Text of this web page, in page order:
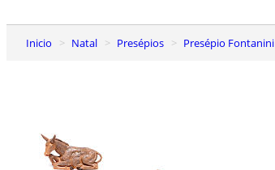
Inicio Natal Presépios Presépio Fontanini